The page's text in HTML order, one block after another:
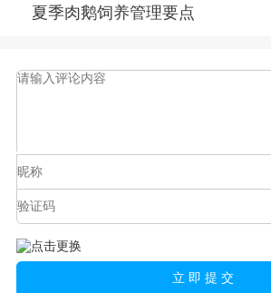
夏季肉鹅饲养管理要点